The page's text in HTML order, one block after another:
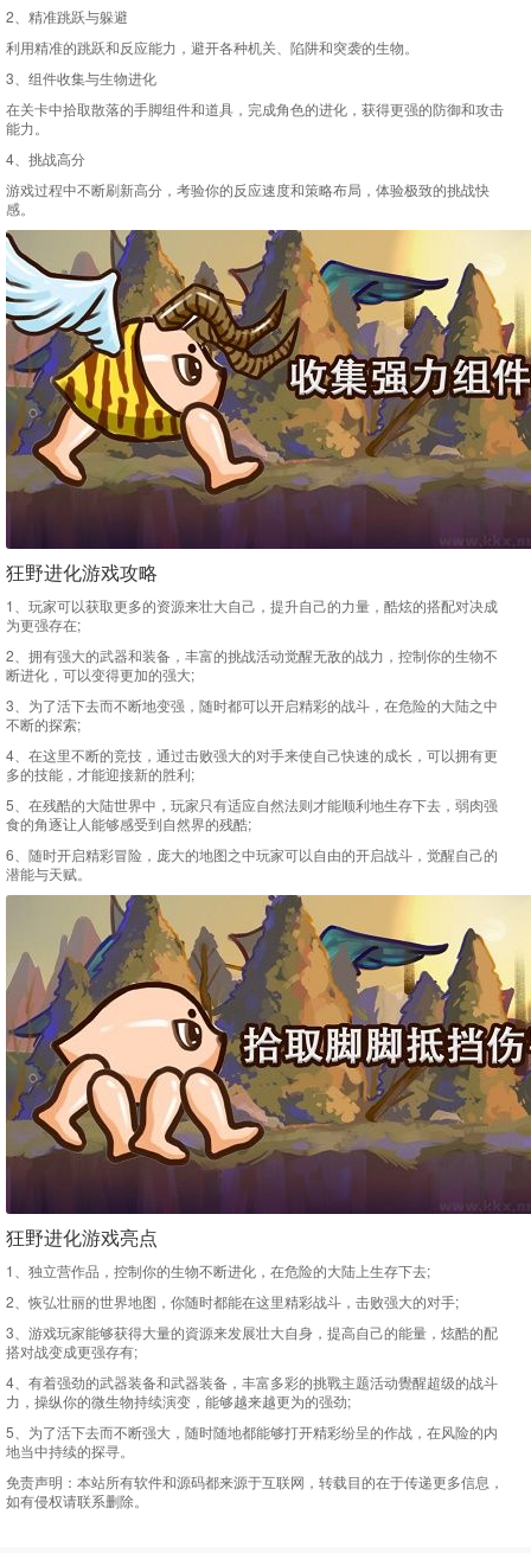
2、精准跳跃与躲避
利用精准的跳跃和反应能力，避开各种机关、陷阱和突袭的生物。
3、组件收集与生物进化
在关卡中拾取散落的手脚组件和道具，完成角色的进化，获得更强的防御和攻击
能力。
4、挑战高分
游戏过程中不断刷新高分，考验你的反应速度和策略布局，体验极致的挑战快
感。
狂野进化游戏攻略
1、玩家可以获取更多的资源来壮大自己，提升自己的力量，酷炫的搭配对决成
为更强存在;
2、拥有强大的武器和装备，丰富的挑战活动觉醒无敌的战力，控制你的生物不
断进化，可以变得更加的强大;
3、为了活下去而不断地变强，随时都可以开启精彩的战斗，在危险的大陆之中
不断的探索;
4、在这里不断的竞技，通过击败强大的对手来使自己快速的成长，可以拥有更
多的技能，才能迎接新的胜利;
5、在残酷的大陆世界中，玩家只有适应自然法则才能顺利地生存下去，弱肉强
食的角逐让人能够感受到自然界的残酷;
6、随时开启精彩冒险，庞大的地图之中玩家可以自由的开启战斗，觉醒自己的
潜能与天赋。
狂野进化游戏亮点
1、独立营作品，控制你的生物不断进化，在危险的大陆上生存下去;
2、恢弘壮丽的世界地图，你随时都能在这里精彩战斗，击败强大的对手;
3、游戏玩家能够获得大量的資源来发展壮大自身，提高自己的能量，炫酷的配
搭对战变成更强存有;
4、有着强劲的武器装备和武器装备，丰富多彩的挑戰主题活动覺醒超级的战斗
力，操纵你的微生物持续演变，能够越来越更为的强劲;
5、为了活下去而不断强大，随时随地都能够打开精彩纷呈的作战，在风险的内
地当中持续的探寻。
免责声明： 本站所有软件和源码都来源于互联网，转载目的在于传递更多信息，
如有侵权请联系删除。